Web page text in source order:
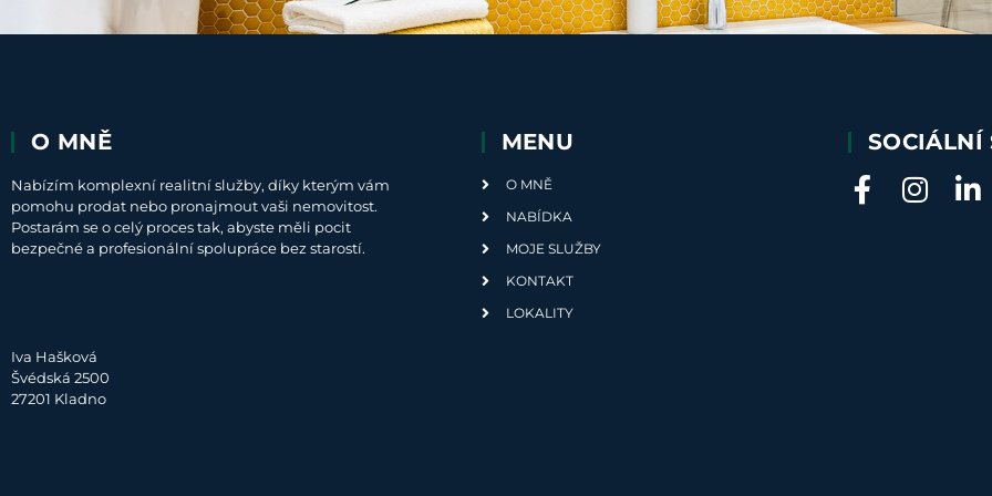
O MNĚ
Nabízím komplexní realitní služby, díky kterým vám
pomohu prodat nebo pronajmout vaši nemovitost.
Postarám se o celý proces tak, abyste měli pocit
bezpečné a profesionální spolupráce bez starostí.
Iva Hašková
Švédská 2500
27201 Kladno
MENU
O MNĚ
NABÍDKA
MOJE SLUŽBY
KONTAKT
LOKALITY
SOCIÁLNÍ